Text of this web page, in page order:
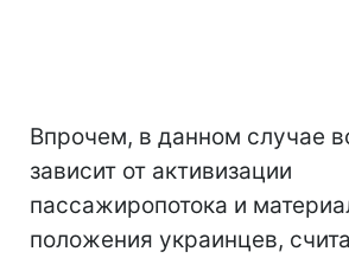
Впрочем, в данном случае
зависит от активизации
пассажиропотока и
положения украинцев,